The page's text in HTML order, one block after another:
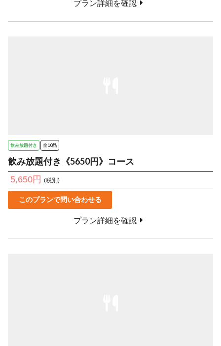
プラン詳細を確認
飲み放題付き 全10品
飲み放題付き《5650円》コース
5,650円 (税別)
このプランで問い合わせる
プラン詳細を確認